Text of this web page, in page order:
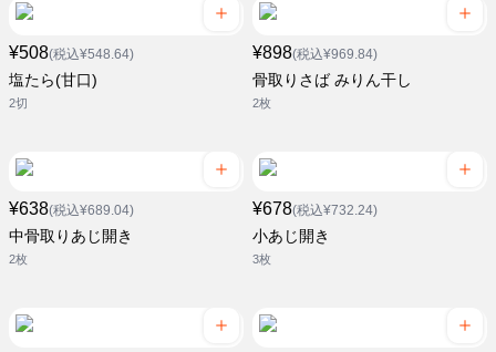
¥508(税込¥548.64)
塩たら(甘口)
2切
¥898(税込¥969.84)
骨取りさば みりん干し
2枚
¥638(税込¥689.04)
中骨取りあじ開き
2枚
¥678(税込¥732.24)
小あじ開き
3枚